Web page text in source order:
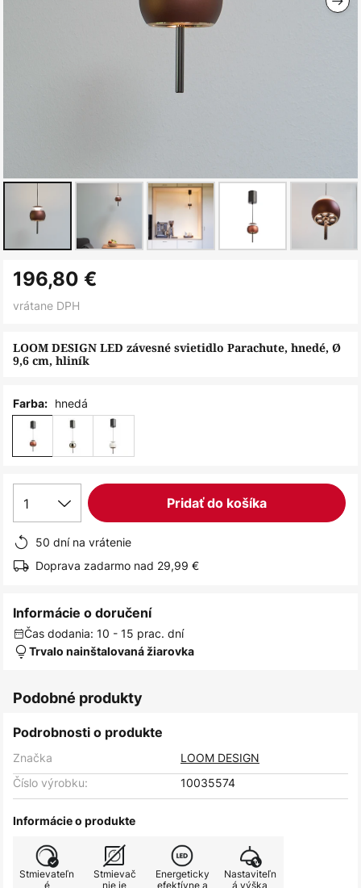
na
začiatok
obrázkov
LOOM DESIGN LED závesné svietidlo Parachute, hnedé, Ø
9,6 cm, hliník
196,80 €
vrátane DPH
Farba: hnedá
1 Pridať do košíka
50 dní na vrátenie
Doprava zadarmo nad 29,99 €
Informácie o doručení
Čas dodania: 10 - 15 prac. dní
Trvalo nainštalovaná žiarovka
Podobné produkty
Podrobnosti o produkte
Značka
LOOM DESIGN
Číslo výrobku:
10035574
Informácie o produkte
Stmievateľn
é
Stmievač
nie je
Energeticky
efektívne a
Nastaviteľn
á výška